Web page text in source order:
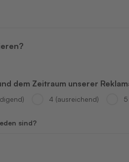
dem Zeitraum unserer
4 (ausreichend)
sind?